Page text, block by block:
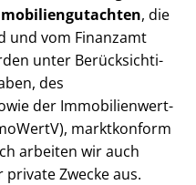
, die
und vom Finanzamt
unter Be­rück­sich­ti­
des
der Im­mo­bi­li­en­wert­
marktkonform
arbeiten wir auch
private Zwecke aus.